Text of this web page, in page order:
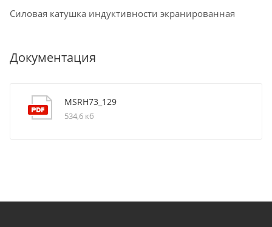
Силовая катушка индуктивности экранированная
Документация
MSRH73_129
534,6 кб